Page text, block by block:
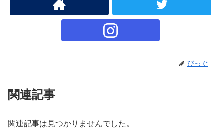
びっぐ
関連記事
関連記事は見つかりませんでした。